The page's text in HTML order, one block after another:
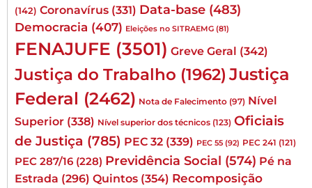
(142) Coronavírus (331) Data-base (483)
Democracia (407) Eleições no SITRAEMG (81)
FENAJUFE (3501) Greve Geral (342)
Justiça do Trabalho (1962) Justiça
Federal (2462) Nota de Falecimento (97) Nível
Superior (338) Nível superior dos técnicos (123) Oficiais
de Justiça (785) PEC 32 (339) PEC 55 (92) PEC 241 (121)
PEC 287/16 (228) Previdência Social (574) Pé na
Estrada (296) Quintos (354) Recomposição